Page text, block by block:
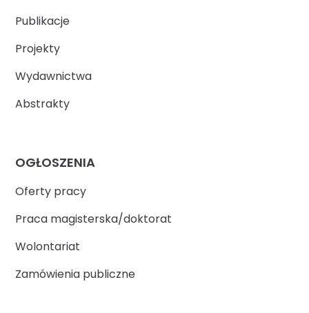
Publikacje
Projekty
Wydawnictwa
Abstrakty
OGŁOSZENIA
Oferty pracy
Praca magisterska/doktorat
Wolontariat
Zamówienia publiczne